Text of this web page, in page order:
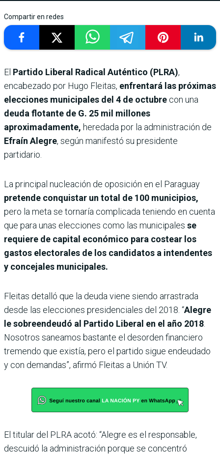
Compartir en redes
El Partido Liberal Radical Auténtico (PLRA),
encabezado por Hugo Fleitas, enfrentará las próximas
elecciones municipales del 4 de octubre con una
deuda flotante de G. 25 mil millones
aproximadamente, heredada por la administración de
Efraín Alegre, según manifestó su presidente
partidario.
La principal nucleación de oposición en el Paraguay
pretende conquistar un total de 100 municipios,
pero la meta se tornaría complicada teniendo en cuenta
que para unas elecciones como las municipales se
requiere de capital económico para costear los
gastos electorales de los candidatos a intendentes
y concejales municipales.
Fleitas detalló que la deuda viene siendo arrastrada
desde las elecciones presidenciales del 2018. “Alegre
le sobreendeudó al Partido Liberal en el año 2018
Nosotros saneamos bastante el desorden financiero
tremendo que existía, pero el partido sigue endeudado
y con demandas”, afirmó Fleitas a Unión TV.
El titular del PLRA acotó: “Alegre es el responsable,
descuidó la administración porque se concentró